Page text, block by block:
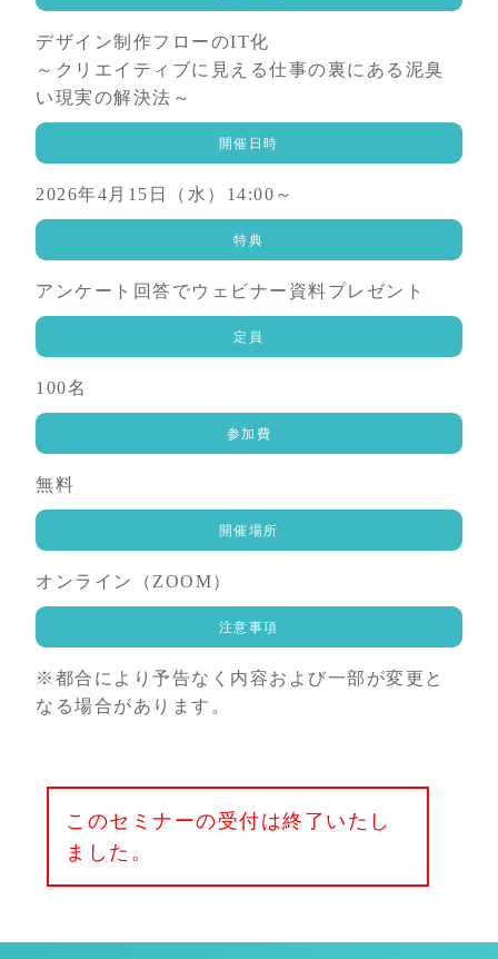
デザイン制作フローのIT化
～クリエイティブに見える仕事の裏にある泥臭
い現実の解決法～
開催日時
2026年4月15日（水）14:00～
特典
アンケート回答でウェビナー資料プレゼント
定員
100名
参加費
無料
開催場所
オンライン（ZOOM）
注意事項
※都合により予告なく内容および一部が変更と
なる場合があります。
このセミナーの受付は終了いたし
ました。